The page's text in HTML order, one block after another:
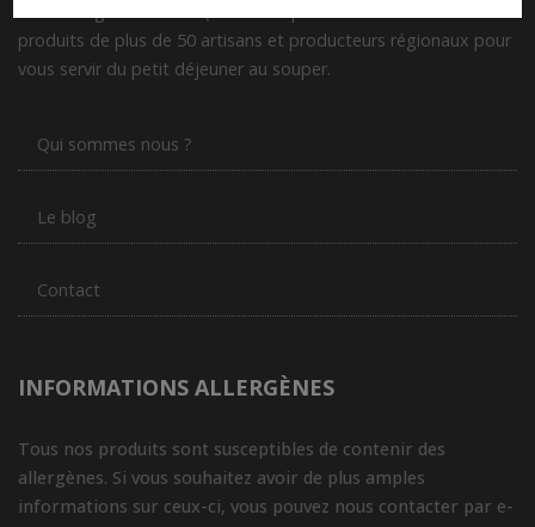
produits de plus de 50 artisans et producteurs régionaux pour
vous servir du petit déjeuner au souper.
Qui sommes nous ?
Le blog
Contact
INFORMATIONS ALLERGÈNES
Tous nos produits sont susceptibles de contenir des
allergènes. Si vous souhaitez avoir de plus amples
informations sur ceux-ci, vous pouvez nous contacter par e-